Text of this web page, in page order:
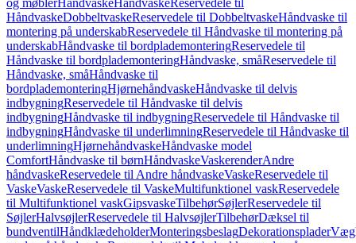
og møblerHåndvaskeHåndvaskeReservedele til
HåndvaskeDobbeltvaskeReservedele til DobbeltvaskeHåndvaske til
montering på underskabReservedele til Håndvaske til montering på
underskabHåndvaske til bordplademonteringReservedele til
Håndvaske til bordplademonteringHåndvaske, småReservedele til
Håndvaske, småHåndvaske til
bordplademonteringHjørnehåndvaskeHåndvaske til delvis
indbygningReservedele til Håndvaske til delvis
indbygningHåndvaske til indbygningReservedele til Håndvaske til
indbygningHåndvaske til underlimningReservedele til Håndvaske til
underlimningHjørnehåndvaskeHåndvaske model
ComfortHåndvaske til børnHåndvaskeVaskerenderAndre
håndvaskeReservedele til Andre håndvaskeVaskeReservedele til
VaskeVaskeReservedele til VaskeMultifunktionel vaskReservedele
til Multifunktionel vaskGipsvaskeTilbehørSøjlerReservedele til
SøjlerHalvsøjlerReservedele til HalvsøjlerTilbehørDæksel til
bundventilHåndklædeholderMonteringsbeslagDekorationsplader